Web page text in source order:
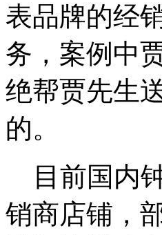
表品牌的经
务，案例中
绝帮贾先生
的。
目前国内
销商店铺，